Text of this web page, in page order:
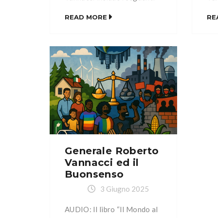
L’energia Capitolo IV: La
società multiculturale e
multietnica Capitolo V: La
sicurezza e la legittima
difesa Capitolo VI: La casa
Capitolo VII: La famiglia
Capitolo VIII: La Patria
READ MORE
Generale Roberto
Vannacci ed il
Buonsenso
3 Giugno 2025
AUDIO: Il libro “Il Mondo al